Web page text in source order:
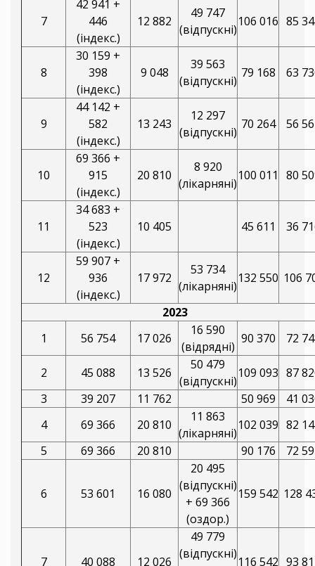
7
42 941 +
446
(індекс.)
12 882
49 747
(відпускні)
106 016 85
8
30 159 +
398
(індекс.)
9 048
39 563
(відпускні)
79 168 63
9
44 142 +
582
(індекс.)
13 243
12 297
(відпускні)
70 264 56
10
69 366 +
915
(індекс.)
20 810
8 920
(лікарняні)
100 011 80
11
34 683 +
523
(індекс.)
10 405 45 611 36
12
59 907 +
936
(індекс.)
17 972
53 734
(лікарняні)
132 550 106
2023
1
56 754 17 026
16 590
(відрядні)
90 370 72
2 45 088 13 526
50 479
(відпускні)
109 093 87
3
39 207 11 762 50 969
41
4
69 366 20 810
11 863
(лікарняні)
102 039 82
5
69 366 20 810 90 176 72
6 53 601 16 080
20 495
(відпускні)
+ 69 366
(оздор.)
159 542 128
7 40 088 12 026
49 779
(відпускні)
116 542 93